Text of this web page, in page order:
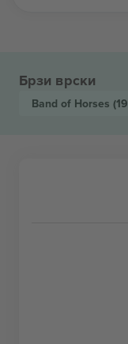
Брзи врски
Band of Horses